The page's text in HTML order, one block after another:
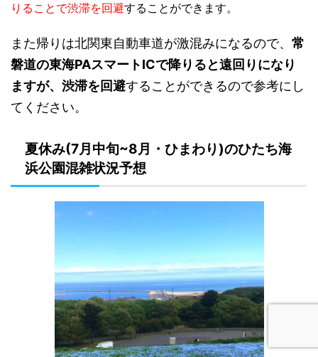
りることで渋滞を回避することができます。
また帰りは北関東自動車道が激混みになるので、 常
磐道の東海PAスマートICで降りると遠回りになり
ますが、渋滞を回避することができるので参考にし
てください。
夏休み(7月中旬~8月・ひまわり)のひたち海
浜公園混雑状況予想